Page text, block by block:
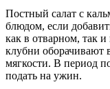
Постный салат с
блюдом, если
как в отварном, так
клубни оборачивают
мягкости. В период
подать на ужин.